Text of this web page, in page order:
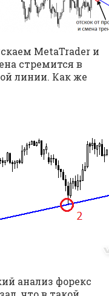
MetaTrader и
стремится в
линии. Как же
анализ форекс